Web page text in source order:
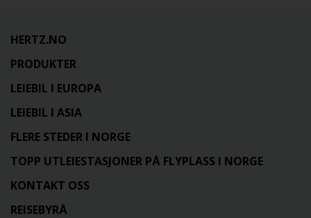
HERTZ.NO
PRODUKTER
LEIEBIL I EUROPA
LEIEBIL I ASIA
FLERE STEDER I NORGE
TOPP UTLEIESTASJONER PÅ FLYPLASS I NORGE
KONTAKT OSS
REISEBYRÅ